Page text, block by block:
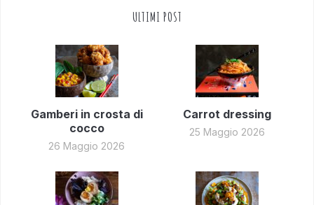
ULTIMI POST
Gamberi in crosta di
cocco
26 Maggio 2026
Carrot dressing
25 Maggio 2026